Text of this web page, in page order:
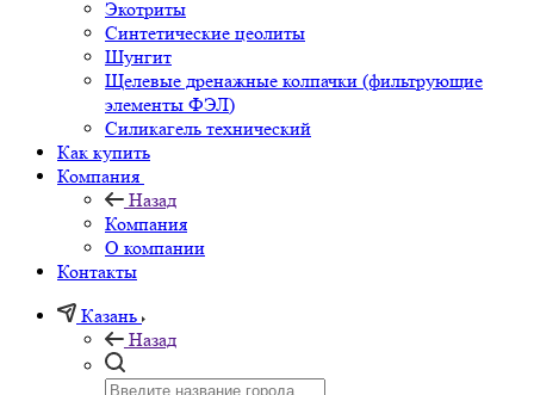
Экотриты
Синтетические цеолиты
Шунгит
Щелевые дренажные колпачки (фильтрующие
элементы ФЭЛ)
Силикагель технический
Как купить
Компания
Назад
Компания
О компании
Контакты
Казань
Назад